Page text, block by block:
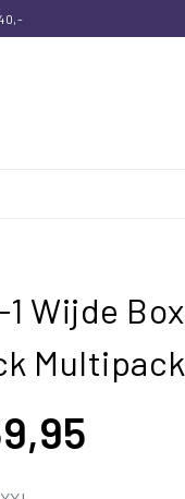
1 Wijde
Multipack